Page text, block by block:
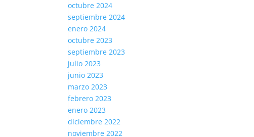
octubre 2024
septiembre 2024
enero 2024
octubre 2023
septiembre 2023
julio 2023
junio 2023
marzo 2023
febrero 2023
enero 2023
diciembre 2022
noviembre 2022